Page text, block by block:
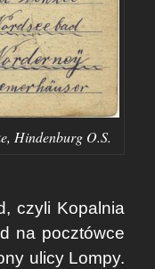
Hindenburg O.S.
czyli Kopalnia
na pocztówce
ulicy Lompy.